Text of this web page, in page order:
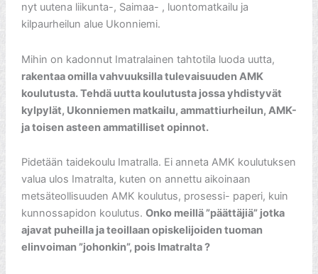
nyt uutena liikunta-, Saimaa- , luontomatkailu ja
kilpaurheilun alue Ukonniemi.
Mihin on kadonnut Imatralainen tahtotila luoda uutta,
rakentaa omilla vahvuuksilla tulevaisuuden AMK
koulutusta. Tehdä uutta koulutusta jossa yhdistyvät
kylpylät, Ukonniemen matkailu, ammattiurheilun, AMK-
ja toisen asteen ammatilliset opinnot.
Pidetään taidekoulu Imatralla. Ei anneta AMK koulutuksen
valua ulos Imatralta, kuten on annettu aikoinaan
metsäteollisuuden AMK koulutus, prosessi- paperi, kuin
kunnossapidon koulutus. Onko meillä ”päättäjiä” jotka
ajavat puheilla ja teoillaan opiskelijoiden tuoman
elinvoiman ”johonkin”, pois Imatralta ?